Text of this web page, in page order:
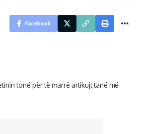
Facebook
tonë për të marrë artikujt tanë më